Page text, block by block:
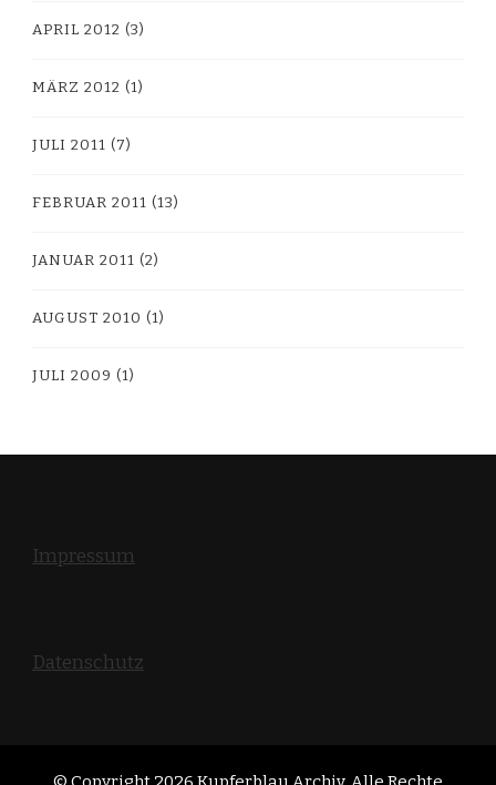
APRIL 2012 (3)
MÄRZ 2012 (1)
JULI 2011 (7)
FEBRUAR 2011 (13)
JANUAR 2011 (2)
AUGUST 2010 (1)
JULI 2009 (1)
Impressum
Datenschutz